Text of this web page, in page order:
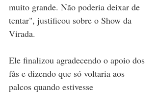
muito grande. Não poderia deixar de
tentar", justificou sobre o Show da
Virada.
Ele finalizou agradecendo o apoio dos
fãs e dizendo que só voltaria aos
palcos quando estivesse